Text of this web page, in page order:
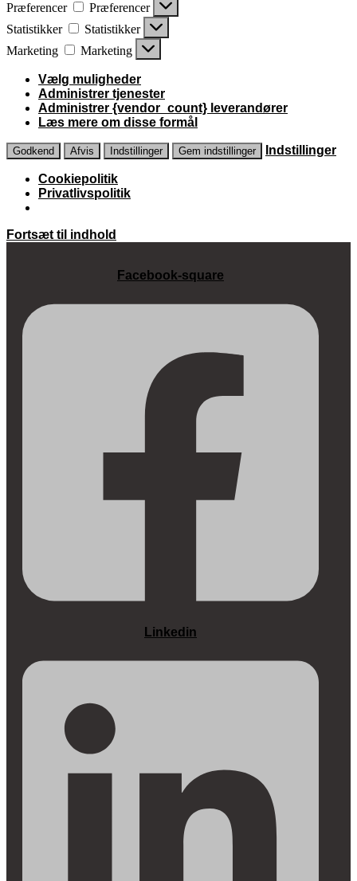
Præferencer
Præferencer
Statistikker
Statistikker
Marketing
Marketing
Vælg muligheder
Administrer tjenester
Administrer {vendor_count} leverandører
Læs mere om disse formål
Godkend Afvis Indstillinger Gem indstillinger Indstillinger
Cookiepolitik
Privatlivspolitik
Fortsæt til indhold
Facebook-square
Linkedin